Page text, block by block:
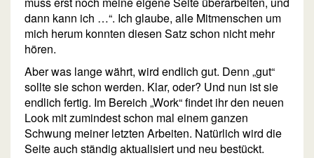
dann kann ich …“. Ich glaube, alle Mitmenschen um
mich herum konnten diesen Satz schon nicht mehr
hören.
Aber was lange währt, wird endlich gut. Denn „gut“
sollte sie schon werden. Klar, oder? Und nun ist sie
endlich fertig. Im Bereich „Work“ findet ihr den neuen
Look mit zumindest schon mal einem ganzen
Schwung meiner letzten Arbeiten. Natürlich wird die
Seite auch ständig aktualisiert und neu bestückt.